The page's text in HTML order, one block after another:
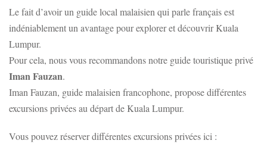
Le fait d’avoir un guide local malaisien qui parle français est
indéniablement un avantage pour explorer et découvrir Kuala
Lumpur.
Pour cela, nous vous recommandons notre guide touristique privé
Iman Fauzan.
Iman Fauzan, guide malaisien francophone, propose différentes
excursions privées au départ de Kuala Lumpur.
Vous pouvez réserver différentes excursions privées ici :